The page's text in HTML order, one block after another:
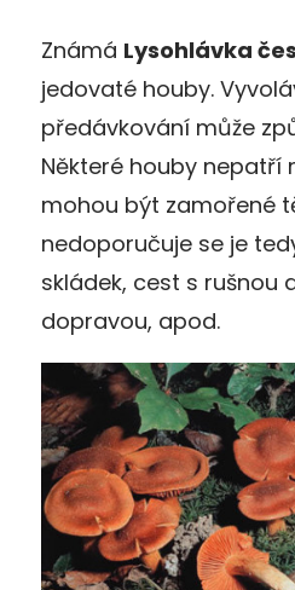
Známá Lysohlávka
jedovaté houby.
předávkování může
Některé houby nepatří
mohou být zamořené
nedoporučuje se je
skládek, cest s rušnou
dopravou, apod.